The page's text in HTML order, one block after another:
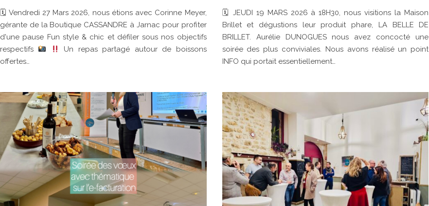
🗓 Vendredi 27 Mars 2026, nous étions avec Corinne Meyer,
gérante de la Boutique CASSANDRE à Jarnac pour profiter
d'une pause Fun style & chic et défiler sous nos objectifs
respectifs
Un repas partagé autour de boissons
offertes…
🗓 JEUDI 19 MARS 2026 à 18H30, nous visitions la Maison
Brillet et dégustions leur produit phare, LA BELLE DE
BRILLET. Aurélie DUNOGUES nous avez concocté une
soirée des plus conviviales. Nous avons réalisé un point
INFO qui portait essentiellement…